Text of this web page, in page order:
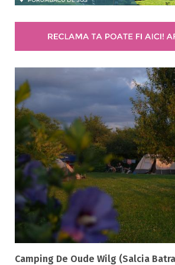
Stele / margarete
1 stea / margareta
2 stele / margarete
3 stele / margarete
4 stele / margarete
5 stele / margarete
Selecteaza pretul
Camping De Oude Wilg (Salcia